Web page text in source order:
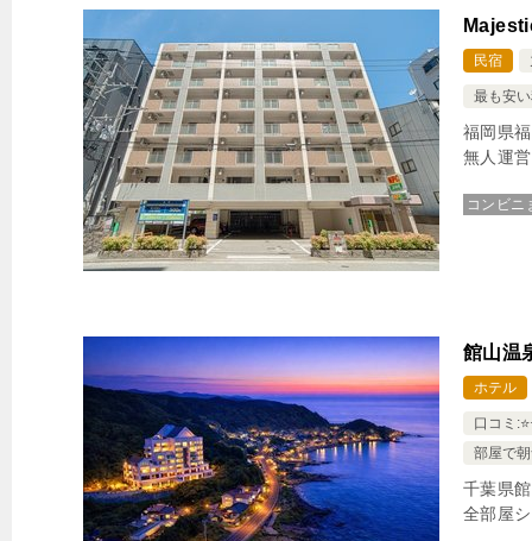
民宿
最も安
福岡県
無人運
コンビニ
館山温
ホテル
口コミ
部屋で
千葉県
全部屋